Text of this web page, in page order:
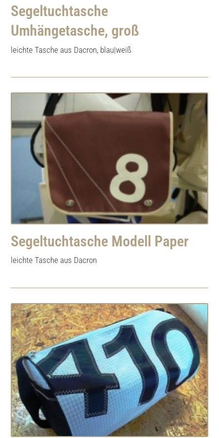
Segeltuchtasche
Umhängetasche, groß
leichte Tasche aus Dacron, blau|weiß
Segeltuchtasche Modell Paper
leichte Tasche aus Dacron